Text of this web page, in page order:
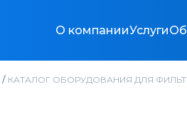
О компанииУслуги
/ КАТАЛОГ ОБОРУДОВАНИЯ ДЛЯ